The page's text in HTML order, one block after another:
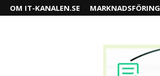
OM IT-KANALEN.SE MARKNADSFÖRING